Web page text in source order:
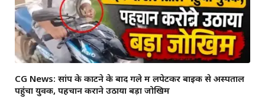
CG News: सांप के काटने के बाद गले में लपेटकर बाइक से अस्पताल
पहुंचा युवक, पहचान कराने उठाया बड़ा जोखिम